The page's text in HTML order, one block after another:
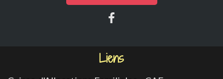
Liens